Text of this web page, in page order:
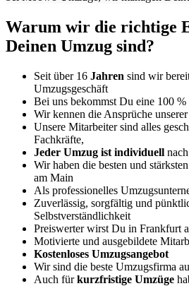
Warum wir die richtige
Deinen Umzug sind?
Seit über 16 Jahren sind wir
Umzugsgeschäft
Bei uns bekommst Du eine 100 %
Wir kennen die Ansprüche
Unsere Mitarbeiter sind alles
Fachkräfte,
Jeder Umzug ist individuell
Wir haben die besten und
am Main
Als professionelles
Zuverlässig, sorgfältig und
Selbstverständlichkeit
Preiswerter wirst Du in Frankfurt
Motivierte und ausgebildete
Kostenloses Umzugsangebot
Wir sind die beste Umzugsfirma
Auch fürkurzfristige Umzüge